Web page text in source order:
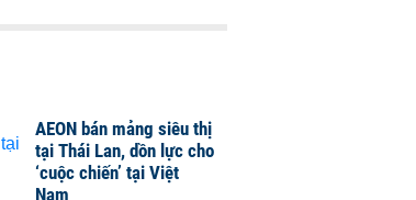
AEON bán mảng siêu thị
tại Thái Lan, dồn lực cho
‘cuộc chiến’ tại Việt
Nam